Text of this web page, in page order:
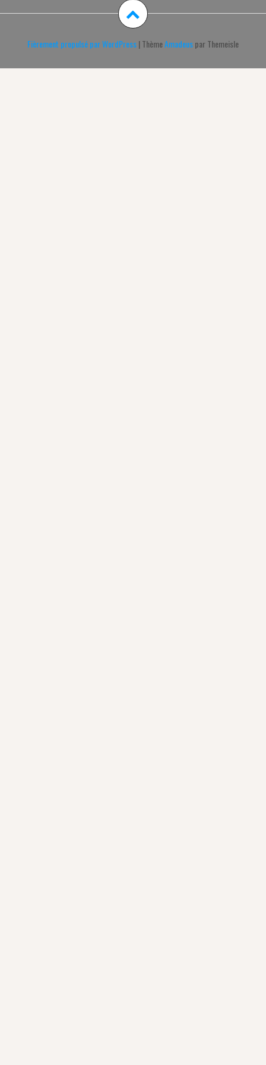
Fièrement propulsé par WordPress|ThèmeAmadeuspar Themeisle